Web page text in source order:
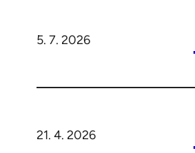
5. 7. 2026
21. 4. 2026